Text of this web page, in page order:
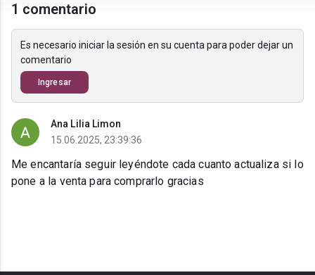
1 comentario
Es necesario iniciar la sesión en su cuenta para poder dejar un
comentario
Ingresar
Ana Lilia Limon
15.06.2025, 23:39:36
Me encantaría seguir leyéndote cada cuanto actualiza si lo
pone a la venta para comprarlo gracias